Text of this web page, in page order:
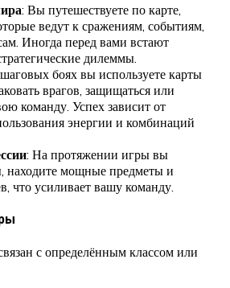
: Вы путешествуете по карте,
ведут к сражениям, событиям,
Иногда перед вами встают
дилеммы.
боях вы используете карты
врагов, защищаться или
команду. Успех зависит от
энергии и комбинаций
: На протяжении игры вы
находите мощные предметы и
что усиливает вашу команду.
с определённым классом или